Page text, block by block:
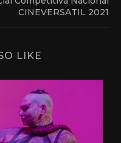
CINEVERSATIL 2021
LIKE